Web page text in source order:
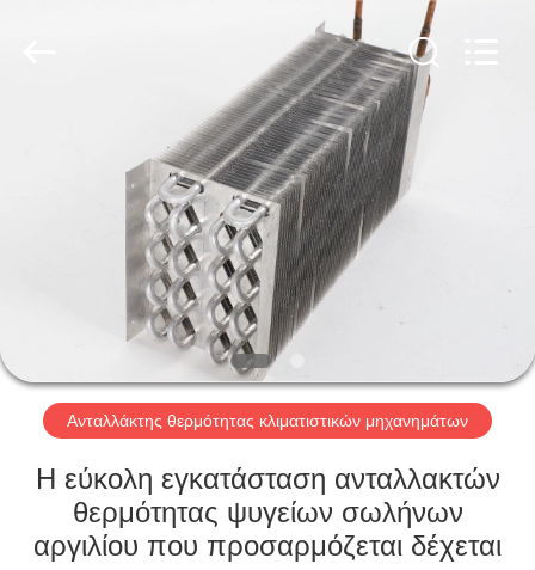
ΠΡΟΪΌΝΤΑ
ΠΕΡΊΠΟΥ
ΓΎΡΟΣ
ΕΡΓΟΣΤΑΣΊΩΝ
ΠΟΙΟΤΙΚΌΣ
ΈΛΕΓΧΟΣ
Ανταλλάκτης θερμότητας κλιματιστικών μηχανημάτων
Η εύκολη εγκατάσταση ανταλλακτών
θερμότητας ψυγείων σωλήνων
αργιλίου που προσαρμόζεται δέχεται